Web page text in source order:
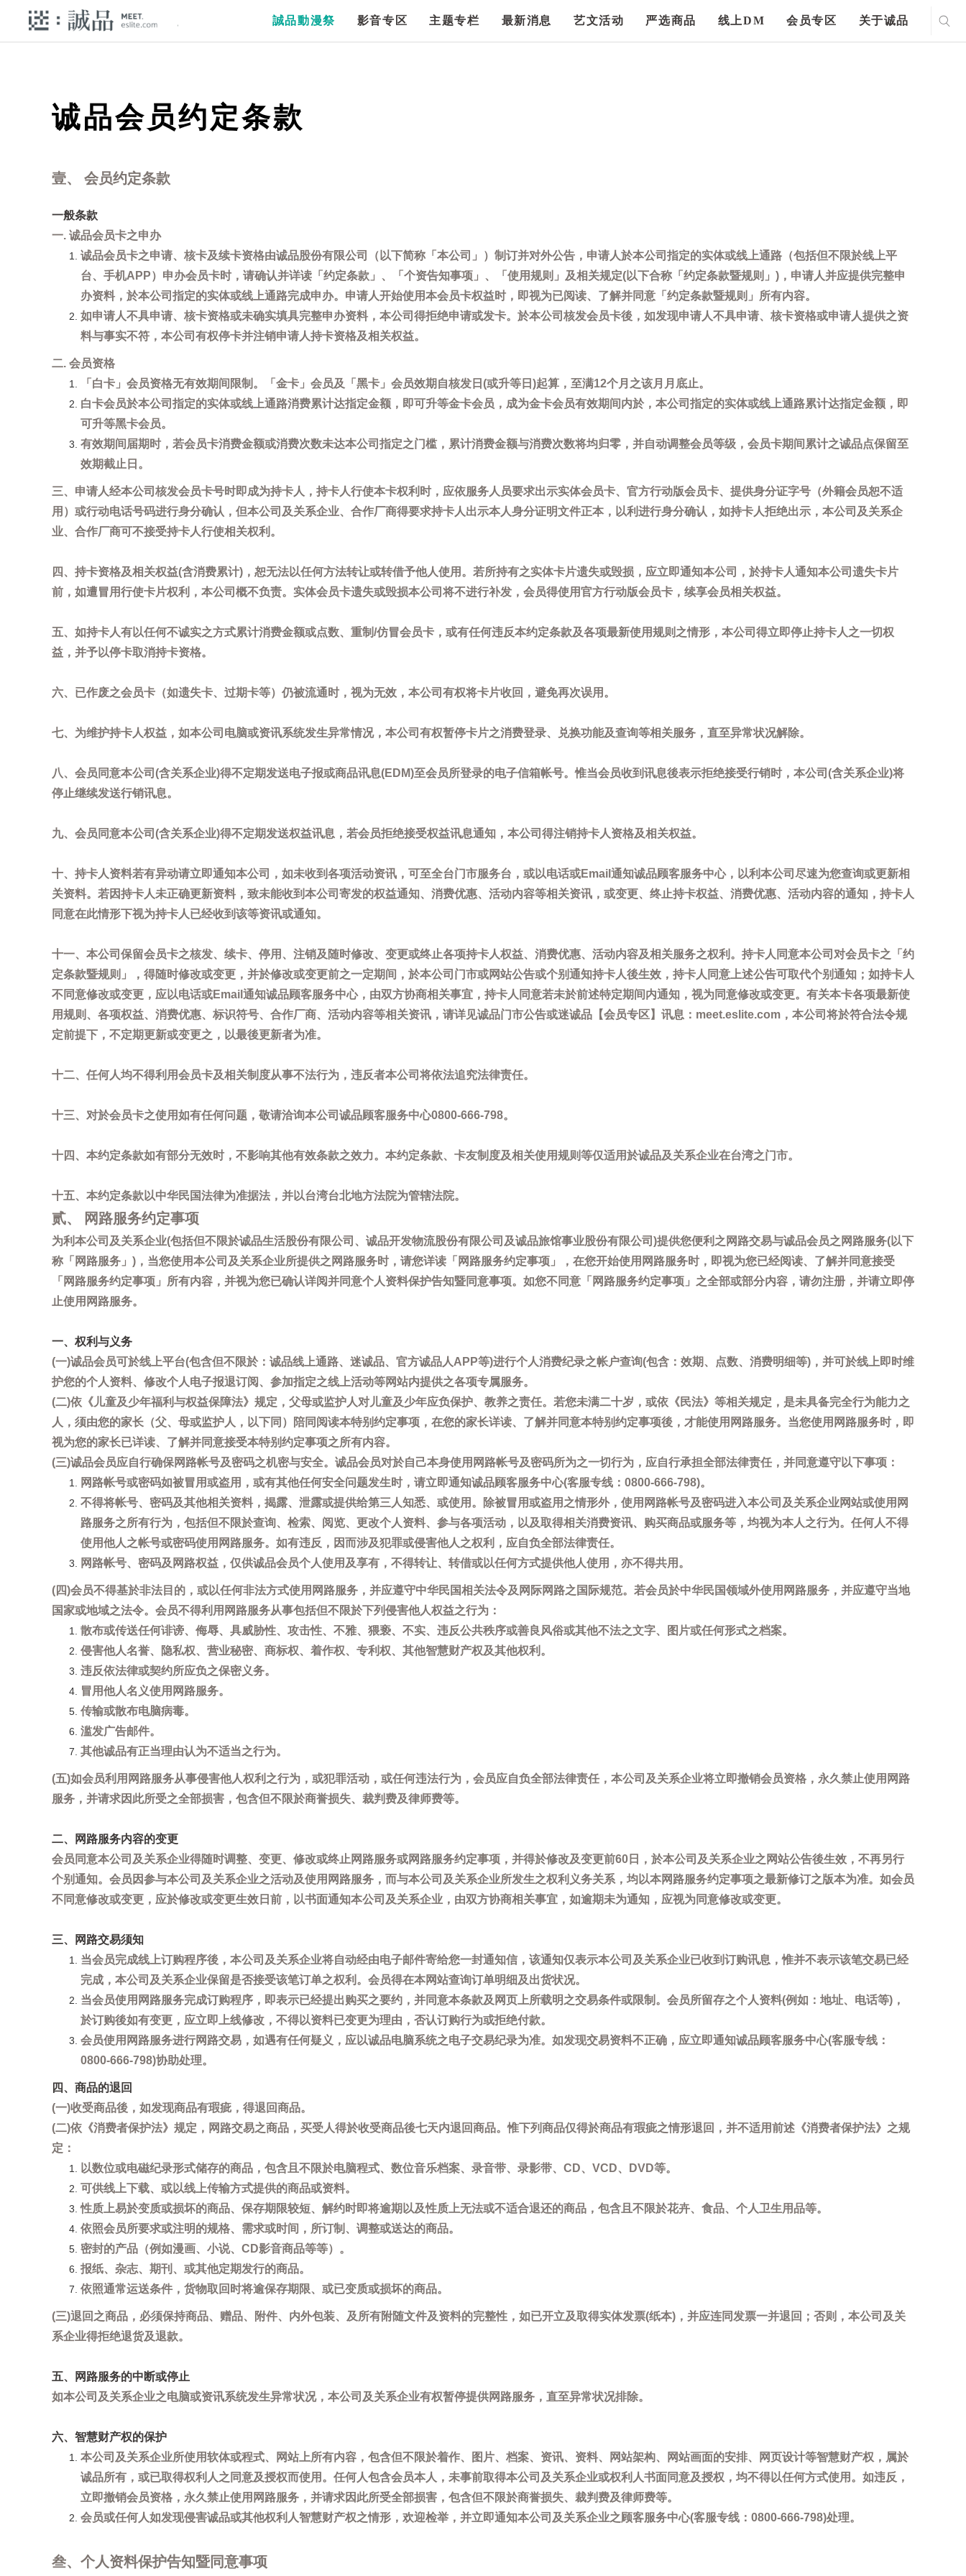
誠品動漫祭 影音专区 主题专栏 最新消息 艺文活动 严选商品 线上DM 会员专区 关于诚品
诚品会员约定条款
壹、 会员约定条款
一般条款
一. 诚品会员卡之申办
诚品会员卡之申请、核卡及续卡资格由诚品股份有限公司（以下简称「本公司」）制订并对外公告，申请人於本公司指定的实体或线上通路（包括但不限於线上平
台、手机APP）申办会员卡时，请确认并详读「约定条款」、「个资告知事项」、「使用规则」及相关规定(以下合称「约定条款暨规则」)，申请人并应提供完整申
办资料，於本公司指定的实体或线上通路完成申办。申请人开始使用本会员卡权益时，即视为已阅读、了解并同意「约定条款暨规则」所有内容。
如申请人不具申请、核卡资格或未确实填具完整申办资料，本公司得拒绝申请或发卡。於本公司核发会员卡後，如发现申请人不具申请、核卡资格或申请人提供之资
料与事实不符，本公司有权停卡并注销申请人持卡资格及相关权益。
二. 会员资格
「白卡」会员资格无有效期间限制。「金卡」会员及「黑卡」会员效期自核发日(或升等日)起算，至满12个月之该月月底止。
白卡会员於本公司指定的实体或线上通路消费累计达指定金额，即可升等金卡会员，成为金卡会员有效期间内於，本公司指定的实体或线上通路累计达指定金额，即
可升等黑卡会员。
有效期间届期时，若会员卡消费金额或消费次数未达本公司指定之门槛，累计消费金额与消费次数将均归零，并自动调整会员等级，会员卡期间累计之诚品点保留至
效期截止日。
三、申请人经本公司核发会员卡号时即成为持卡人，持卡人行使本卡权利时，应依服务人员要求出示实体会员卡、官方行动版会员卡、提供身分证字号（外籍会员恕不适
用）或行动电话号码进行身分确认，但本公司及关系企业、合作厂商得要求持卡人出示本人身分证明文件正本，以利进行身分确认，如持卡人拒绝出示，本公司及关系企
业、合作厂商可不接受持卡人行使相关权利。
四、持卡资格及相关权益(含消费累计)，恕无法以任何方法转让或转借予他人使用。若所持有之实体卡片遗失或毁损，应立即通知本公司，於持卡人通知本公司遗失卡片
前，如遭冒用行使卡片权利，本公司概不负责。实体会员卡遗失或毁损本公司将不进行补发，会员得使用官方行动版会员卡，续享会员相关权益。
五、如持卡人有以任何不诚实之方式累计消费金额或点数、重制/仿冒会员卡，或有任何违反本约定条款及各项最新使用规则之情形，本公司得立即停止持卡人之一切权
益，并予以停卡取消持卡资格。
六、已作废之会员卡（如遗失卡、过期卡等）仍被流通时，视为无效，本公司有权将卡片收回，避免再次误用。
七、为维护持卡人权益，如本公司电脑或资讯系统发生异常情况，本公司有权暂停卡片之消费登录、兑换功能及查询等相关服务，直至异常状况解除。
八、会员同意本公司(含关系企业)得不定期发送电子报或商品讯息(EDM)至会员所登录的电子信箱帐号。惟当会员收到讯息後表示拒绝接受行销时，本公司(含关系企业)将
停止继续发送行销讯息。
九、会员同意本公司(含关系企业)得不定期发送权益讯息，若会员拒绝接受权益讯息通知，本公司得注销持卡人资格及相关权益。
十、持卡人资料若有异动请立即通知本公司，如未收到各项活动资讯，可至全台门市服务台，或以电话或Email通知诚品顾客服务中心，以利本公司尽速为您查询或更新相
关资料。若因持卡人未正确更新资料，致未能收到本公司寄发的权益通知、消费优惠、活动内容等相关资讯，或变更、终止持卡权益、消费优惠、活动内容的通知，持卡人
同意在此情形下视为持卡人已经收到该等资讯或通知。
十一、本公司保留会员卡之核发、续卡、停用、注销及随时修改、变更或终止各项持卡人权益、消费优惠、活动内容及相关服务之权利。持卡人同意本公司对会员卡之「约
定条款暨规则」，得随时修改或变更，并於修改或变更前之一定期间，於本公司门市或网站公告或个别通知持卡人後生效，持卡人同意上述公告可取代个别通知；如持卡人
不同意修改或变更，应以电话或Email通知诚品顾客服务中心，由双方协商相关事宜，持卡人同意若未於前述特定期间内通知，视为同意修改或变更。有关本卡各项最新使
用规则、各项权益、消费优惠、标识符号、合作厂商、活动内容等相关资讯，请详见诚品门市公告或迷诚品【会员专区】讯息：meet.eslite.com，本公司将於符合法令规
定前提下，不定期更新或变更之，以最後更新者为准。
十二、任何人均不得利用会员卡及相关制度从事不法行为，违反者本公司将依法追究法律责任。
十三、对於会员卡之使用如有任何问题，敬请洽询本公司诚品顾客服务中心0800-666-798。
十四、本约定条款如有部分无效时，不影响其他有效条款之效力。本约定条款、卡友制度及相关使用规则等仅适用於诚品及关系企业在台湾之门市。
十五、本约定条款以中华民国法律为准据法，并以台湾台北地方法院为管辖法院。
贰、 网路服务约定事项
为利本公司及关系企业(包括但不限於诚品生活股份有限公司、诚品开发物流股份有限公司及诚品旅馆事业股份有限公司)提供您便利之网路交易与诚品会员之网路服务(以下
称「网路服务」)，当您使用本公司及关系企业所提供之网路服务时，请您详读「网路服务约定事项」，在您开始使用网路服务时，即视为您已经阅读、了解并同意接受
「网路服务约定事项」所有内容，并视为您已确认详阅并同意个人资料保护告知暨同意事项。如您不同意「网路服务约定事项」之全部或部分内容，请勿注册，并请立即停
止使用网路服务。
一、权利与义务
(一)诚品会员可於线上平台(包含但不限於：诚品线上通路、迷诚品、官方诚品人APP等)进行个人消费纪录之帐户查询(包含：效期、点数、消费明细等)，并可於线上即时维
护您的个人资料、修改个人电子报退订阅、参加指定之线上活动等网站内提供之各项专属服务。
(二)依《儿童及少年福利与权益保障法》规定，父母或监护人对儿童及少年应负保护、教养之责任。若您未满二十岁，或依《民法》等相关规定，是未具备完全行为能力之
人，须由您的家长（父、母或监护人，以下同）陪同阅读本特别约定事项，在您的家长详读、了解并同意本特别约定事项後，才能使用网路服务。当您使用网路服务时，即
视为您的家长已详读、了解并同意接受本特别约定事项之所有内容。
(三)诚品会员应自行确保网路帐号及密码之机密与安全。诚品会员对於自己本身使用网路帐号及密码所为之一切行为，应自行承担全部法律责任，并同意遵守以下事项：
网路帐号或密码如被冒用或盗用，或有其他任何安全问题发生时，请立即通知诚品顾客服务中心(客服专线：0800-666-798)。
不得将帐号、密码及其他相关资料，揭露、泄露或提供给第三人知悉、或使用。除被冒用或盗用之情形外，使用网路帐号及密码进入本公司及关系企业网站或使用网
路服务之所有行为，包括但不限於查询、检索、阅览、更改个人资料、参与各项活动，以及取得相关消费资讯、购买商品或服务等，均视为本人之行为。任何人不得
使用他人之帐号或密码使用网路服务。如有违反，因而涉及犯罪或侵害他人之权利，应自负全部法律责任。
网路帐号、密码及网路权益，仅供诚品会员个人使用及享有，不得转让、转借或以任何方式提供他人使用，亦不得共用。
(四)会员不得基於非法目的，或以任何非法方式使用网路服务，并应遵守中华民国相关法令及网际网路之国际规范。若会员於中华民国领域外使用网路服务，并应遵守当地
国家或地域之法令。会员不得利用网路服务从事包括但不限於下列侵害他人权益之行为：
散布或传送任何诽谤、侮辱、具威胁性、攻击性、不雅、猥亵、不实、违反公共秩序或善良风俗或其他不法之文字、图片或任何形式之档案。
侵害他人名誉、隐私权、营业秘密、商标权、着作权、专利权、其他智慧财产权及其他权利。
违反依法律或契约所应负之保密义务。
冒用他人名义使用网路服务。
传输或散布电脑病毒。
滥发广告邮件。
其他诚品有正当理由认为不适当之行为。
(五)如会员利用网路服务从事侵害他人权利之行为，或犯罪活动，或任何违法行为，会员应自负全部法律责任，本公司及关系企业将立即撤销会员资格，永久禁止使用网路
服务，并请求因此所受之全部损害，包含但不限於商誉损失、裁判费及律师费等。
二、网路服务内容的变更
会员同意本公司及关系企业得随时调整、变更、修改或终止网路服务或网路服务约定事项，并得於修改及变更前60日，於本公司及关系企业之网站公告後生效，不再另行
个别通知。会员因参与本公司及关系企业之活动及使用网路服务，而与本公司及关系企业所发生之权利义务关系，均以本网路服务约定事项之最新修订之版本为准。如会员
不同意修改或变更，应於修改或变更生效日前，以书面通知本公司及关系企业，由双方协商相关事宜，如逾期未为通知，应视为同意修改或变更。
三、网路交易须知
当会员完成线上订购程序後，本公司及关系企业将自动经由电子邮件寄给您一封通知信，该通知仅表示本公司及关系企业已收到订购讯息，惟并不表示该笔交易已经
完成，本公司及关系企业保留是否接受该笔订单之权利。会员得在本网站查询订单明细及出货状况。
当会员使用网路服务完成订购程序，即表示已经提出购买之要约，并同意本条款及网页上所载明之交易条件或限制。会员所留存之个人资料(例如：地址、电话等)，
於订购後如有变更，应立即上线修改，不得以资料已变更为理由，否认订购行为或拒绝付款。
会员使用网路服务进行网路交易，如遇有任何疑义，应以诚品电脑系统之电子交易纪录为准。如发现交易资料不正确，应立即通知诚品顾客服务中心(客服专线：
0800-666-798)协助处理。
四、商品的退回
(一)收受商品後，如发现商品有瑕疵，得退回商品。
(二)依《消费者保护法》规定，网路交易之商品，买受人得於收受商品後七天内退回商品。惟下列商品仅得於商品有瑕疵之情形退回，并不适用前述《消费者保护法》之规
定：
以数位或电磁纪录形式储存的商品，包含且不限於电脑程式、数位音乐档案、录音带、录影带、CD、VCD、DVD等。
可供线上下载、或以线上传输方式提供的商品或资料。
性质上易於变质或损坏的商品、保存期限较短、解约时即将逾期以及性质上无法或不适合退还的商品，包含且不限於花卉、食品、个人卫生用品等。
依照会员所要求或注明的规格、需求或时间，所订制、调整或送达的商品。
密封的产品（例如漫画、小说、CD影音商品等等）。
报纸、杂志、期刊、或其他定期发行的商品。
依照通常运送条件，货物取回时将逾保存期限、或已变质或损坏的商品。
(三)退回之商品，必须保持商品、赠品、附件、内外包装、及所有附随文件及资料的完整性，如已开立及取得实体发票(纸本)，并应连同发票一并退回；否则，本公司及关
系企业得拒绝退货及退款。
五、网路服务的中断或停止
如本公司及关系企业之电脑或资讯系统发生异常状况，本公司及关系企业有权暂停提供网路服务，直至异常状况排除。
六、智慧财产权的保护
本公司及关系企业所使用软体或程式、网站上所有内容，包含但不限於着作、图片、档案、资讯、资料、网站架构、网站画面的安排、网页设计等智慧财产权，属於
诚品所有，或已取得权利人之同意及授权而使用。任何人包含会员本人，未事前取得本公司及关系企业或权利人书面同意及授权，均不得以任何方式使用。如违反，
立即撤销会员资格，永久禁止使用网路服务，并请求因此所受全部损害，包含但不限於商誉损失、裁判费及律师费等。
会员或任何人如发现侵害诚品或其他权利人智慧财产权之情形，欢迎检举，并立即通知本公司及关系企业之顾客服务中心(客服专线：0800-666-798)处理。
叁、个人资料保护告知暨同意事项